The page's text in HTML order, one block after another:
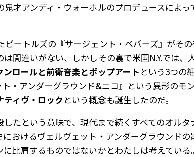
才アンディ・ウォーホルのプロデュースによっ
ビートルズの『サージェント・ペパーズ』がそ
間違いがない、しかしその裏で米国N.Y.では、
ンロールと前衛音楽とポップアート という3つの
・アンダーグラウンド&ニコ』という異形のモ
ティヴ・ロックという概念も誕生したのだ。
たという意味で、現代まで続くすべてのオルタ
おけるヴェルヴェット・アンダーグラウンドの
比肩するものではないかとわたしは考えている。